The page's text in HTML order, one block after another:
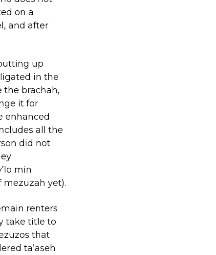
on a
and after
up
in the
the brachah,
it for
enhanced
all the
did not
min
mezuzah yet).
renters
take title to
that
ta’aseh